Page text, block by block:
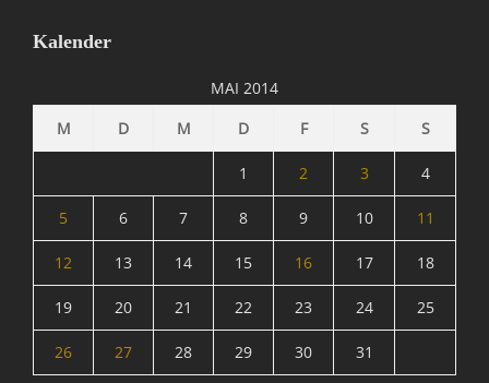
i
n
S
a
Kalender
MAI 2014
M
D M D F S S
1 2 3 4
5 6 7 8 9 10 11
12 13 14 15 16 17 18
19 20 21 22 23 24 25
26 27 28 29 30 31